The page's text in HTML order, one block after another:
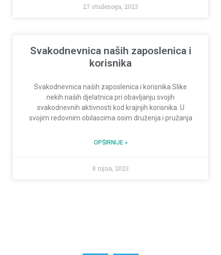
27 studenoga, 2023
Svakodnevnica naših zaposlenica i
korisnika
Svakodnevnica naših zaposlenica i korisnika Slike
nekih naših djelatnica pri obavljanju svojih
svakodnevnih aktivnosti kod krajnjih korisnika. U
svojim redovnim obilascima osim druženja i pružanja
OPŠIRNIJE »
8 rujna, 2023